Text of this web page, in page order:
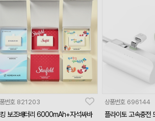
번호 821203
보조배터리 6000mAh+자석싸바
상품번호 696144
플라이토 고속충전